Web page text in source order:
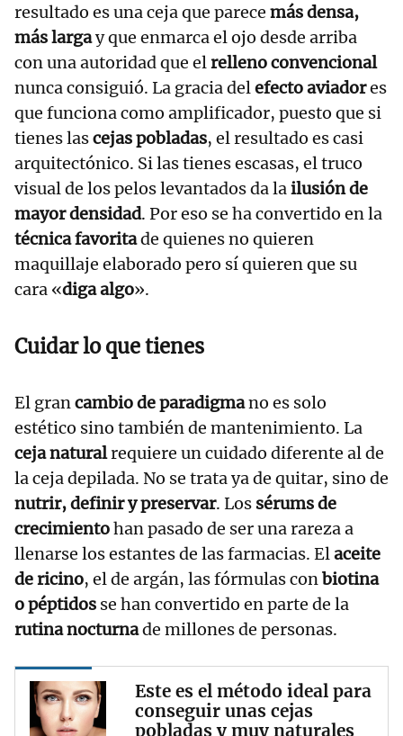
resultado es una ceja que parece más densa,
más largay que enmarca el ojo desde arriba
con una autoridad que elrelleno convencional
nunca consiguió. La gracia delefecto aviadores
que funciona como amplificador, puesto que si
tienes lascejas pobladas, el resultado es casi
arquitectónico. Si las tienes escasas, el truco
visual de los pelos levantados da lailusión de
mayor densidad. Por eso se ha convertido en la
técnica favoritade quienes no quieren
maquillaje elaborado pero sí quieren que su
cara «diga algo».
Cuidar lo que tienes
El grancambio de paradigmano es solo
estético sino también de mantenimiento. La
ceja naturalrequiere un cuidado diferente al de
la ceja depilada. No se trata ya de quitar, sino de
nutrir, definir y preservar. Los sérums de
crecimientohan pasado de ser una rareza a
llenarse los estantes de las farmacias. Elaceite
de ricino, el de argán, las fórmulas conbiotina
o péptidos se han convertido en parte de la
rutina nocturnade millones de personas.
Este es el método ideal para
conseguir unas cejas
pobladas y muy naturales